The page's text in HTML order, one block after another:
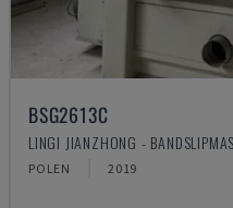
BSG2613C
LINGI JIANZHONG -
POLEN 2019